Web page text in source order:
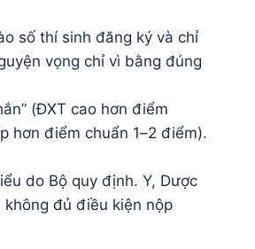
số thí sinh đăng ký và chỉ
vọng chỉ vì bằng đúng
(ĐXT cao hơn điểm
hơn điểm chuẩn 1–2 điểm).
do Bộ quy định. Y, Dược
đủ điều kiện nộp